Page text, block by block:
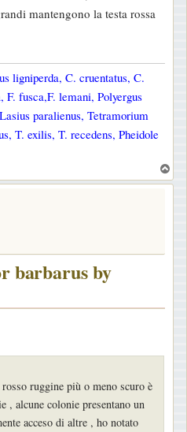
mantengono la testa rossa
ligniperda, C. cruentatus, C.
fusca,F. lemani, Polyergus
paralienus, Tetramorium
T. exilis, T. recedens, Pheidole
o
barbarus by
ruggine più o meno scuro è
, alcune colonie presentano un
acceso di altre , ho notato